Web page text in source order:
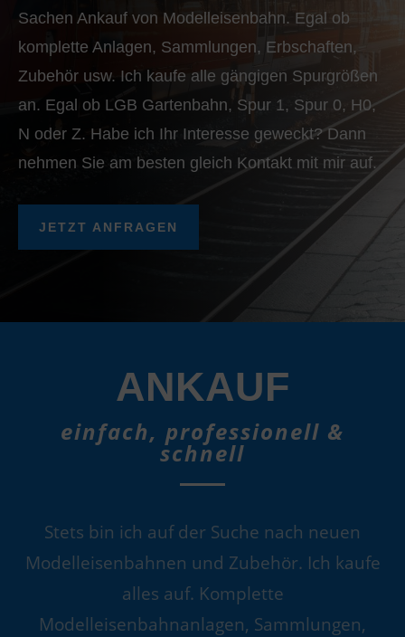
Sachen Ankauf von Modelleisenbahn. Egal ob
komplette Anlagen, Sammlungen, Erbschaften,
Zubehör usw. Ich kaufe alle gängigen Spurgrößen
an. Egal ob LGB Gartenbahn, Spur 1, Spur 0, H0,
N oder Z. Habe ich Ihr Interesse geweckt? Dann
nehmen Sie am besten gleich Kontakt mit mir auf.
JETZT ANFRAGEN
ANKAUF
einfach, professionell &
schnell
Stets bin ich auf der Suche nach neuen
Modelleisenbahnen und Zubehör. Ich kaufe
alles auf. Komplette
Modelleisenbahnanlagen, Sammlungen,